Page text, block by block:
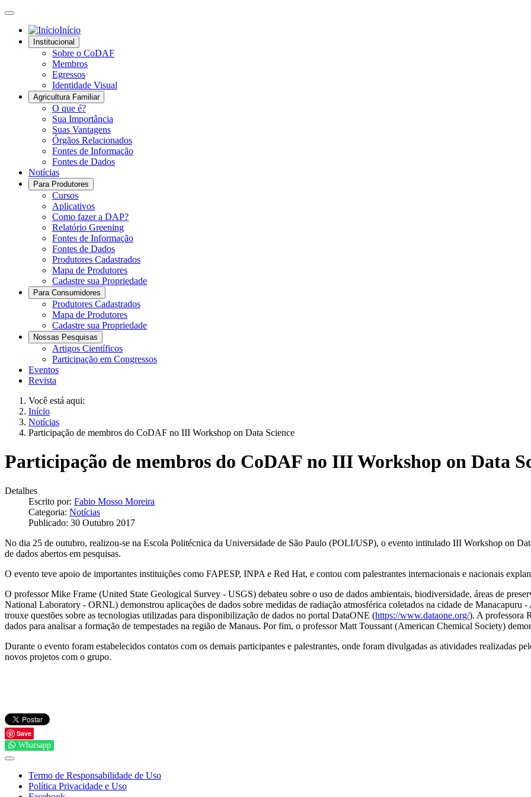
Início
Institucional
Sobre o CoDAF
Membros
Egressos
Identidade Visual
Agricultura Familiar
O que é?
Sua Importância
Suas Vantagens
Órgãos Relacionados
Fontes de Informação
Fontes de Dados
Notícias
Para Produtores
Cursos
Aplicativos
Como fazer a DAP?
Relatório Greening
Fontes de Informação
Fontes de Dados
Produtores Cadastrados
Mapa de Produtores
Cadastre sua Propriedade
Para Consumidores
Produtores Cadastrados
Mapa de Produtores
Cadastre sua Propriedade
Nossas Pesquisas
Artigos Científicos
Participação em Congressos
Eventos
Revista
Você está aqui:
Início
Notícias
Participação de membros do CoDAF no III Workshop on Data Science
Participação de membros do CoDAF no III Workshop on Data
Detalhes
Escrito por: Fabio Mosso Moreira
Categoria: Notícias
Publicado: 30 Outubro 2017
No dia 25 de outubro, realizou-se na Escola Politécnica da Universidade de São Paulo (POLI/USP), o evento intitulado III Workshop on
de dados abertos em pesquisas.
O evento teve apoio de importantes instituições como FAPESP, INPA e Red Hat, e contou com palestrantes internacionais e nacionais
O professor Mike Frame (United State Geological Survey - USGS) debateu sobre o uso de dados ambientais, biodiversidade, áreas de
National Laboratory - ORNL) demonstrou aplicações de dados sobre medidas de radiação atmosférica coletados na cidade de
trouxe questões sobre as tecnologias utilizadas para disponibilização de dados no portal DataONE (https://www.dataone.org/). A professora
dados para analisar a formação de tempestades na região de Manaus. Por fim, o professor Matt Toussant (American Chemical Society)
Durante o evento foram estabelecidos contatos com os demais participantes e palestrantes, onde foram divulgadas as atividades realizadas
novos projetos com o grupo.
Save
Whatsapp
Termo de Responsabilidade de Uso
Política Privacidade e Uso